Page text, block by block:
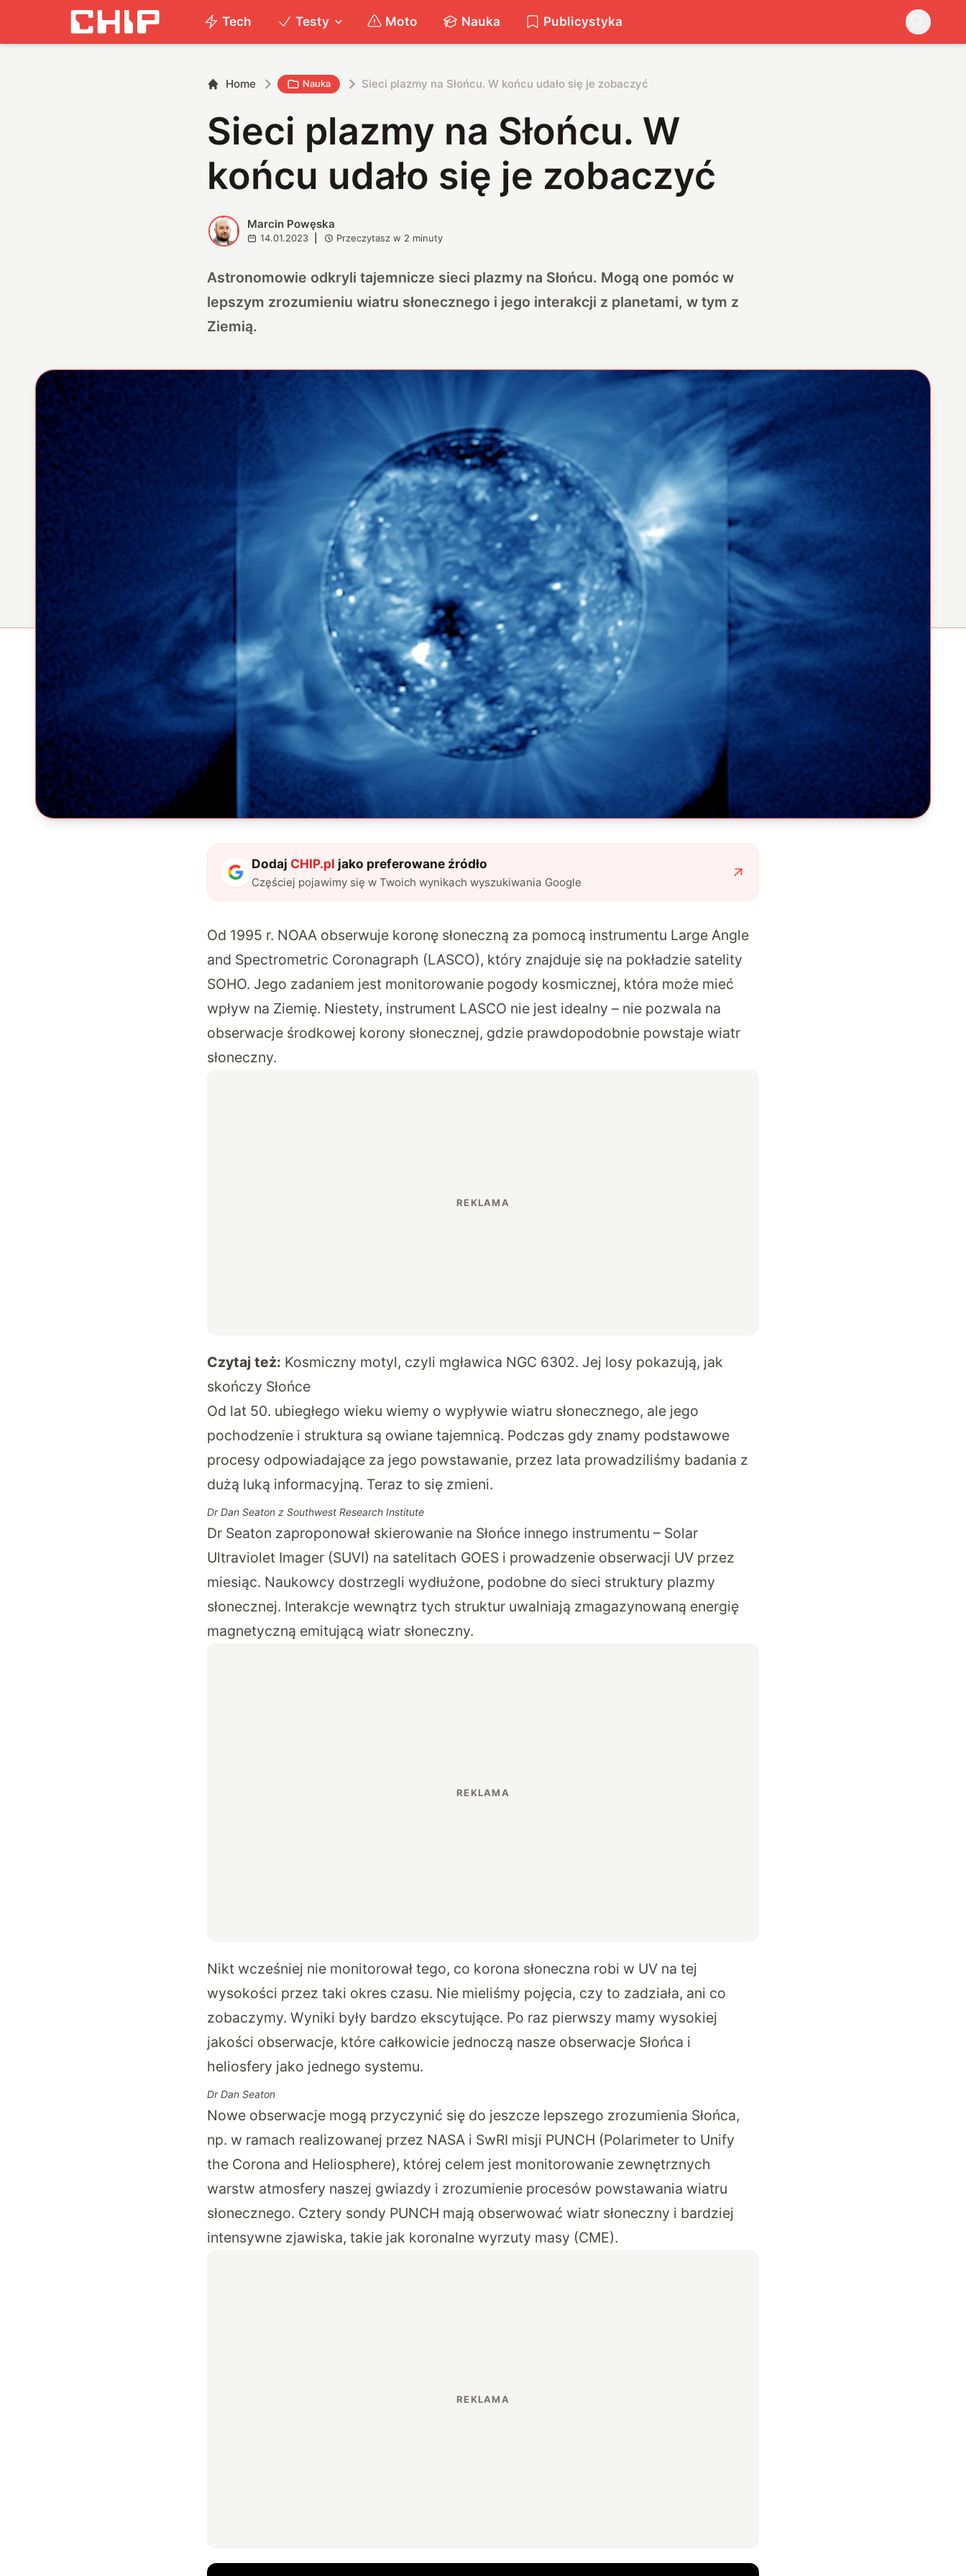
Tech Testy Moto Nauka Publicystyka
Home Nauka Sieci plazmy na Słońcu. W końcu udało się je zobaczyć
Sieci plazmy na Słońcu. W
końcu udało się je zobaczyć
M Marcin Powęska
14.01.2023 Przeczytasz w 2 minuty
Astronomowie odkryli tajemnicze sieci plazmy na Słońcu. Mogą one pomóc w
lepszym zrozumieniu wiatru słonecznego i jego interakcji z planetami, w tym z
Ziemią.
Dodaj CHIP.pl jako preferowane źródło
Częściej pojawimy się w Twoich wynikach wyszukiwania Google
Od 1995 r. NOAA obserwuje koronę słoneczną za pomocą instrumentu Large Angle
and Spectrometric Coronagraph (LASCO), który znajduje się na pokładzie satelity
SOHO. Jego zadaniem jest monitorowanie pogody kosmicznej, która może mieć
wpływ na Ziemię. Niestety, instrument LASCO nie jest idealny – nie pozwala na
obserwacje środkowej korony słonecznej, gdzie prawdopodobnie powstaje wiatr
słoneczny.
Czytaj też: Kosmiczny motyl, czyli mgławica NGC 6302. Jej losy pokazują, jak
skończy Słońce
Od lat 50. ubiegłego wieku wiemy o wypływie wiatru słonecznego, ale jego
pochodzenie i struktura są owiane tajemnicą. Podczas gdy znamy podstawowe
procesy odpowiadające za jego powstawanie, przez lata prowadziliśmy badania z
dużą luką informacyjną. Teraz to się zmieni.
Dr Dan Seaton z Southwest Research Institute
Dr Seaton zaproponował skierowanie na Słońce innego instrumentu – Solar
Ultraviolet Imager (SUVI) na satelitach GOES i prowadzenie obserwacji UV przez
miesiąc. Naukowcy dostrzegli wydłużone, podobne do sieci struktury plazmy
słonecznej. Interakcje wewnątrz tych struktur uwalniają zmagazynowaną energię
magnetyczną emitującą wiatr słoneczny.
Nikt wcześniej nie monitorował tego, co korona słoneczna robi w UV na tej
wysokości przez taki okres czasu. Nie mieliśmy pojęcia, czy to zadziała, ani co
zobaczymy. Wyniki były bardzo ekscytujące. Po raz pierwszy mamy wysokiej
jakości obserwacje, które całkowicie jednoczą nasze obserwacje Słońca i
heliosfery jako jednego systemu.
Dr Dan Seaton
Nowe obserwacje mogą przyczynić się do jeszcze lepszego zrozumienia Słońca,
np. w ramach realizowanej przez NASA i SwRI misji PUNCH (Polarimeter to Unify
the Corona and Heliosphere), której celem jest monitorowanie zewnętrznych
warstw atmosfery naszej gwiazdy i zrozumienie procesów powstawania wiatru
słonecznego. Cztery sondy PUNCH mają obserwować wiatr słoneczny i bardziej
intensywne zjawiska, takie jak koronalne wyrzuty masy (CME).